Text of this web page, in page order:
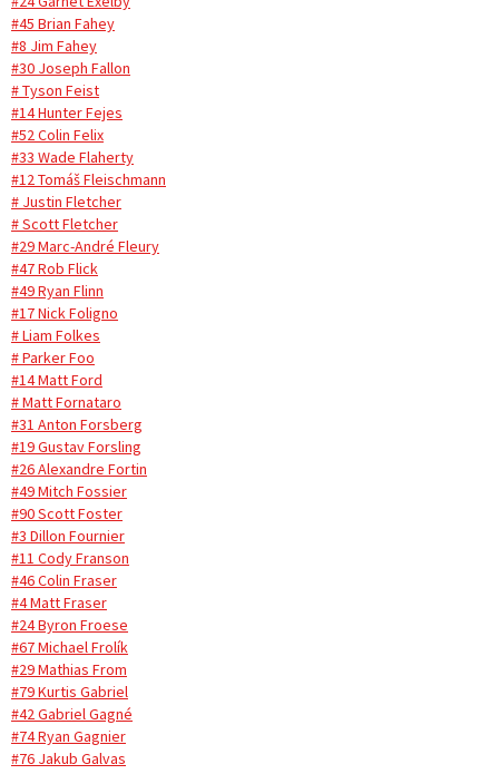
#45 Brian Fahey
#8 Jim Fahey
#30 Joseph Fallon
# Tyson Feist
#14 Hunter Fejes
#52 Colin Felix
#33 Wade Flaherty
#12 Tomáš Fleischmann
# Justin Fletcher
# Scott Fletcher
#29 Marc-André Fleury
#47 Rob Flick
#49 Ryan Flinn
#17 Nick Foligno
# Liam Folkes
# Parker Foo
#14 Matt Ford
# Matt Fornataro
#31 Anton Forsberg
#19 Gustav Forsling
#26 Alexandre Fortin
#49 Mitch Fossier
#90 Scott Foster
#3 Dillon Fournier
#11 Cody Franson
#46 Colin Fraser
#4 Matt Fraser
#24 Byron Froese
#67 Michael Frolík
#29 Mathias From
#79 Kurtis Gabriel
#42 Gabriel Gagné
#74 Ryan Gagnier
#76 Jakub Galvas